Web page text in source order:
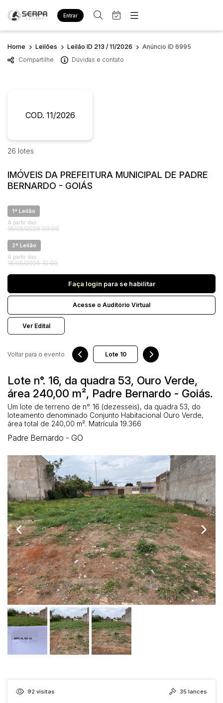
Entrar
Site
Busca por categoria
Bens diversos
Apartamentos
Casa
Terreno
Veículos
Carro
Busca por palavra-chave
Faixa de valor
R$
Home
Home Leilões Leilão ID 213 / 11/2026
Anúncio ID 6995
Compartilhe
Dúvidas e contato
COD. 11/2026
26 lotes
IMÓVEIS DA PREFEITURA MUNICIPAL DE PADRE
BERNARDO - GOIÁS
1ª Leilão
A partir das
16/05/2026 09:00
2ª Leilão
A partir das
16/05/2026 10:00
Faça login para se habilitar
Acesse o Auditório Virtual
Ver Edital
Lote n°. 16, da quadra 53, Ouro Verde,
área 240,00 m², Padre Bernardo - Goiás.
Um lote de terreno de n°. 16 (dezesseis), da quadra 53, do
loteamento denominado Conjunto Habitacional Ouro Verde,
área total de 240,00 m². Matrícula 19.366
Padre Bernardo - GO
Voltar para o evento
92 visitas 35 lances